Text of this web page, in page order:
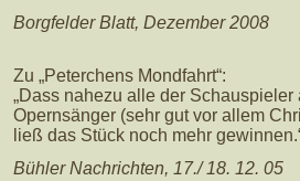
Borgfelder Blatt, Dezember 2008
Zu „Peterchens Mondfahrt“:
„Dass nahezu alle der
Opernsänger (sehr gut vor allem
ließ das Stück noch mehr
Bühler Nachrichten, 17./ 18. 12. 05